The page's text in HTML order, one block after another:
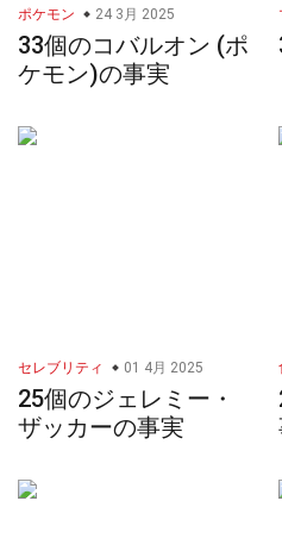
ポケモン 24 3月 2025
33個のコバルオン (ポ
ケモン)の事実
セレブリティ 01 4月 2025
25個のジェレミー・
ザッカーの事実